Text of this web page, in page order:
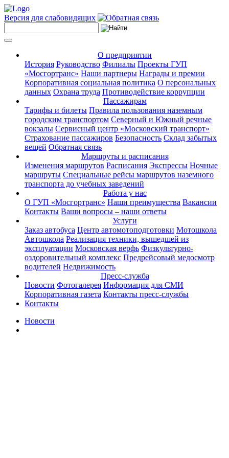
Версия для слабовидящих
О предприятии
История Руководство Филиалы Проекты ГУП
«Мосгортранс» Наши партнеры Награды и премии
Корпоративная социальная политика О персональных
данных Охрана труда Противодействие коррупции
Пассажирам
Тарифы и билеты Правила пользования наземным
городским транспортом Северный и Южный речные
вокзалы Сервисный центр «Московский транспорт»
Страхование пассажиров Безопасность Склад забытых
вещей Обратная связь
Маршруты и расписания
Изменения маршрутов Расписания Экспрессы Ночные
маршруты Специальные рейсы маршрутов наземного
транспорта до учебных заведений
Работа у нас
О ГУП «Мосгортранс» Наши преимущества Вакансии
Контакты Ваши вопросы – наши ответы
Услуги
Заказ автобуса Центр автомотоподготовки Мотошкола
Автошкола Реализация техники, вышедшей из
эксплуатации Московская верфь Физкультурно-
оздоровительный комплекс Предрейсовый медосмотр
водителей Недвижимость
Пресс-служба
Новости Фотогалерея Информация для СМИ
Корпоративная газета Контакты пресс-службы
Контакты
Новости